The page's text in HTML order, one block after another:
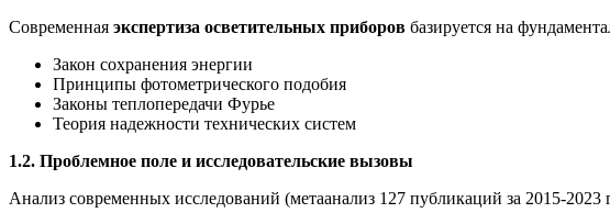
Современная экспертиза осветительных приборов базируется на
Закон сохранения энергии
Принципы фотометрического подобия
Законы теплопередачи Фурье
Теория надежности технических систем
1.2. Проблемное поле и исследовательские вызовы
Анализ современных исследований (метаанализ 127 публикаций за 2015-